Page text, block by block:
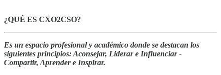
¿QUÉ ES CXO2CSO?
Es un espacio profesional y académico donde se destacan los
siguientes principios: Aconsejar, Liderar e Influenciar -
Compartir, Aprender e Inspirar.